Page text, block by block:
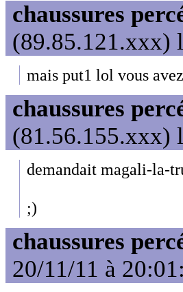
chaussures
(89.85.121.xxx)
mais put1 lol vous
chaussures
(81.56.155.xxx)
demandait magali-la-
;)
chaussures
20/11/11 à